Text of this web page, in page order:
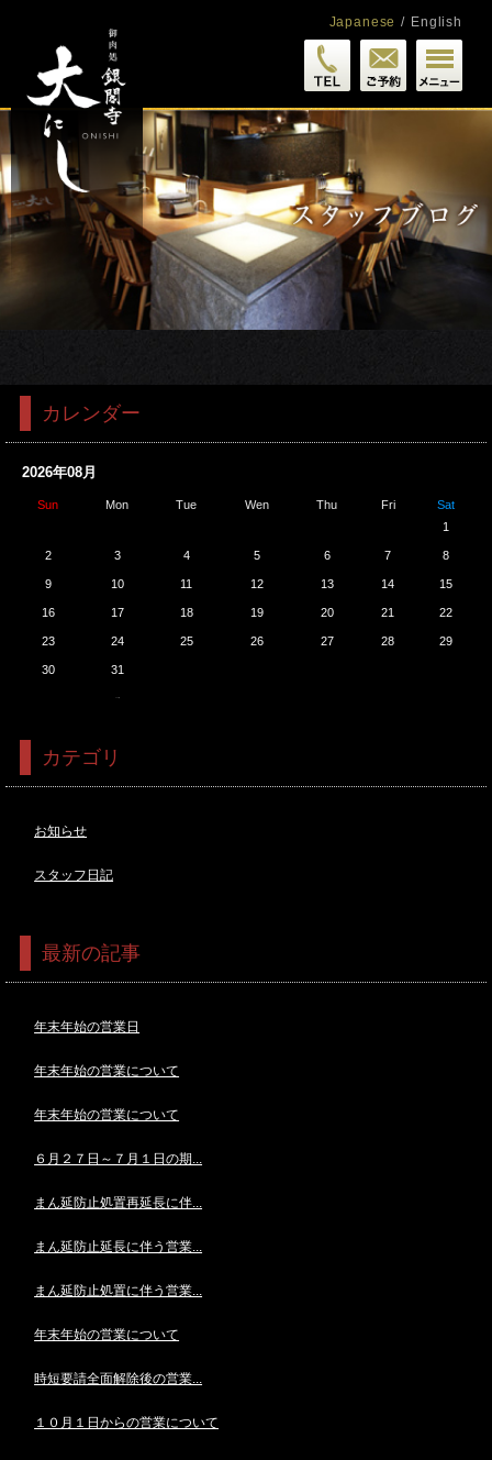
Japanese / English
カレンダー
2026年08月
Sun Mon Tue Wen Thu Fri
Sat
1
2 3 4 5 6 7 8
9 10 11 12 13 14 15
16 17 18 19 20 21 22
23 24 25 26 27 28 29
30 31
カテゴリ
お知らせ
スタッフ日記
最新の記事
年末年始の営業日
年末年始の営業について
年末年始の営業について
６月２７日～７月１日の期...
まん延防止処置再延長に伴...
まん延防止延長に伴う営業...
まん延防止処置に伴う営業...
年末年始の営業について
時短要請全面解除後の営業...
１０月１日からの営業について